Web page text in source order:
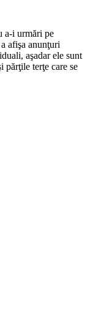
a-i urmări pe
afişa anunţuri
aşadar ele sunt
părţile terţe care se